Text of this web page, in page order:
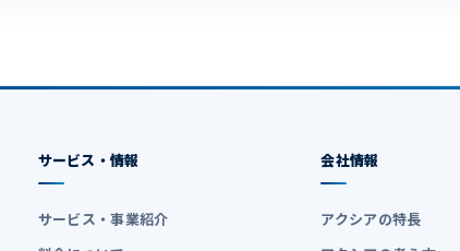
サービス・情報
サービス・事業紹介
会社情報
アクシアの特長